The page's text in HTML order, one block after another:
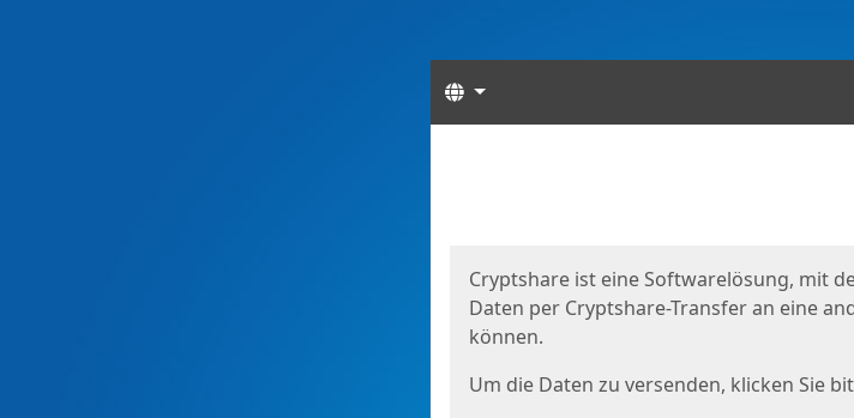
Sprachen
Cryptshare ist eine Softwarelösung, mit
Daten per Cryptshare-Transfer an eine
können.
Um die Daten zu versenden, klicken Sie